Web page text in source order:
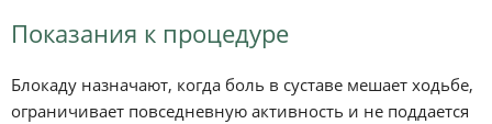
Показания к процедуре
Блокаду назначают, когда боль в суставе мешает ходьбе,
ограничивает повседневную активность и не поддается